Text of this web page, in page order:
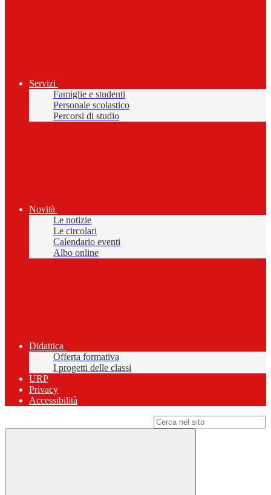
Servizi
Famiglie e studenti
Personale scolastico
Percorsi di studio
Novità
Le notizie
Le circolari
Calendario eventi
Albo online
Didattica
Offerta formativa
I progetti delle classi
URP
Privacy
Accessibilità